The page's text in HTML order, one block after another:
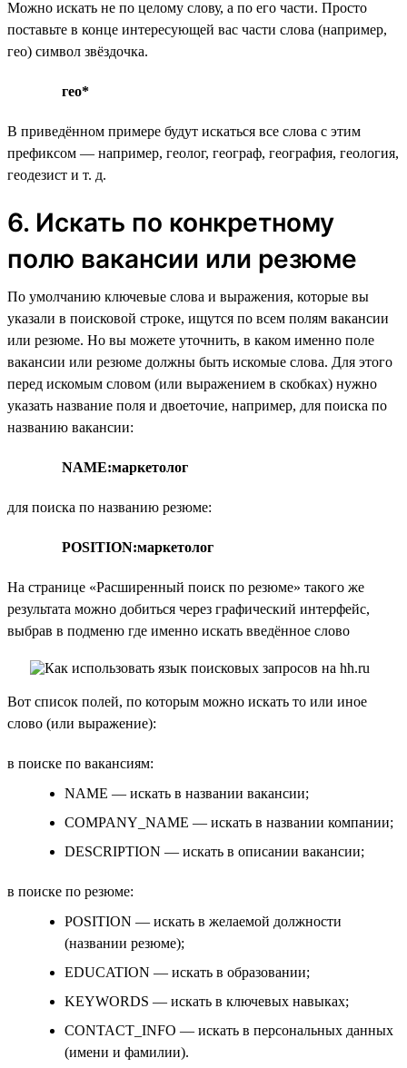
Можно искать не по целому слову, а по его части. Просто
поставьте в конце интересующей вас части слова (например,
гео) символ звёздочка.
гео*
В приведённом примере будут искаться все слова с этим
префиксом — например, геолог, географ, география, геология,
геодезист и т. д.
6. Искать по конкретному
полю вакансии или резюме
По умолчанию ключевые слова и выражения, которые вы
указали в поисковой строке, ищутся по всем полям вакансии
или резюме. Но вы можете уточнить, в каком именно поле
вакансии или резюме должны быть искомые слова. Для этого
перед искомым словом (или выражением в скобках) нужно
указать название поля и двоеточие, например, для поиска по
названию вакансии:
NAME:маркетолог
для поиска по названию резюме:
POSITION:маркетолог
На странице «Расширенный поиск по резюме» такого же
результата можно добиться через графический интерфейс,
выбрав в подменю где именно искать введённое слово
Вот список полей, по которым можно искать то или иное
слово (или выражение):
в поиске по вакансиям:
NAME — искать в названии вакансии;
COMPANY_NAME — искать в названии компании;
DESCRIPTION — искать в описании вакансии;
в поиске по резюме:
POSITION — искать в желаемой должности
(названии резюме);
EDUCATION — искать в образовании;
KEYWORDS — искать в ключевых навыках;
CONTACT_INFO — искать в персональных данных
(имени и фамилии).